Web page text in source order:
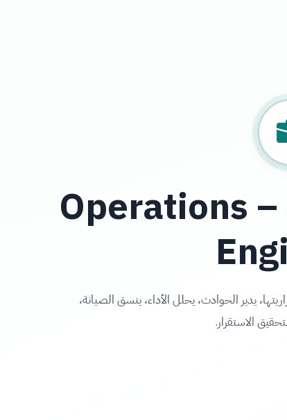
مهندس التشغيل – Operations
يدير الحوادث، يحلل الأداء، ينسق الصيانة،
الاستقرار.